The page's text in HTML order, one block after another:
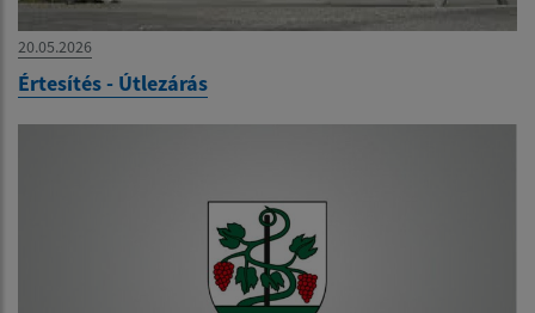
20.05.2026
Értesítés - Útlezárás